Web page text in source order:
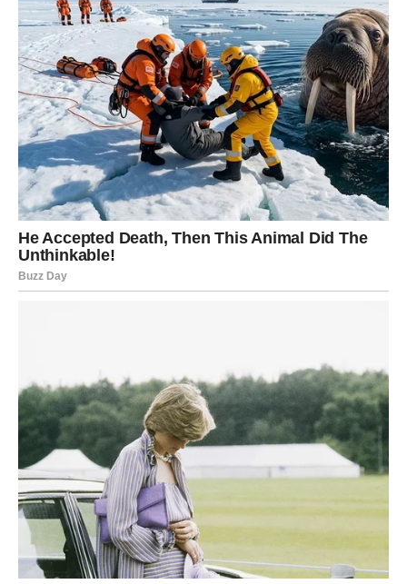
Vagama se ostvaruje nešto o čemu dugo razmišljaju.
Moguće su lijepe promjene vezane za ljubav ili privatni
život.
Poruka zvijezda
Ne sumnjajte u ono što dolazi.
ŠKORPIJA
Šta vam dolazi?
Poruka zvijezda
Istina vam donosi olakšanje.
STRIJELAC
VELIKA ŽELJA POSTAJE STVARNOST